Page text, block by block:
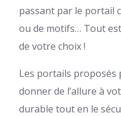
passant par le portail
ou de motifs… Tout
de votre choix !
Les portails
donner de l’allure à
durable tout en le